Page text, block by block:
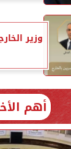
وزير
أهم